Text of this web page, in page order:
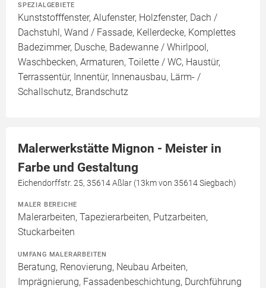
SPEZIALGEBIETE
Kunststofffenster, Alufenster, Holzfenster, Dach /
Dachstuhl, Wand / Fassade, Kellerdecke, Komplettes
Badezimmer, Dusche, Badewanne / Whirlpool,
Waschbecken, Armaturen, Toilette / WC, Haustür,
Terrassentür, Innentür, Innenausbau, Lärm- /
Schallschutz, Brandschutz
Malerwerkstätte Mignon - Meister in
Farbe und Gestaltung
Eichendorffstr. 25, 35614 Aßlar (13km von 35614 Siegbach)
MALER BEREICHE
Malerarbeiten, Tapezierarbeiten, Putzarbeiten,
Stuckarbeiten
UMFANG MALERARBEITEN
Beratung, Renovierung, Neubau Arbeiten,
Imprägnierung, Fassadenbeschichtung, Durchführung